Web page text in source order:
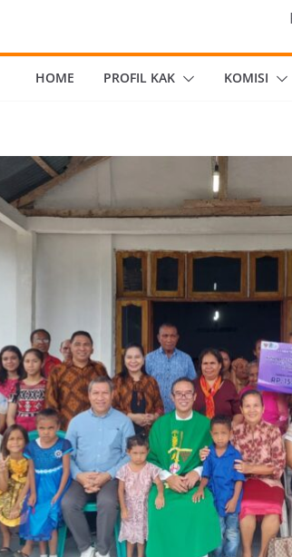
HOME PROFIL KAK KOMISI
Pesan Paus Leo XIV
untuk Hari Komunikasi
Sosial Sedunia ke-60